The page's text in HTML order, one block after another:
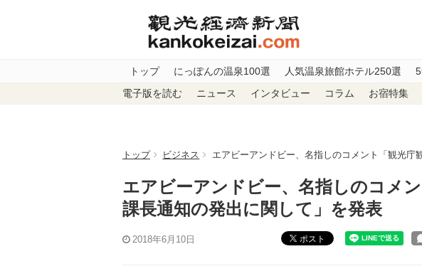
トップ にっぽんの温泉100選 人気温泉旅館ホテル250選
電子版を読む ニュース インタビュー コラム お宿特集
トップ ビジネス エアビーアンドビー、名指しのコメント「観光庁
エアビーアンドビー、名指しのコメ
課長通知の発出に関して」を発表
2018年6月10日 ポスト